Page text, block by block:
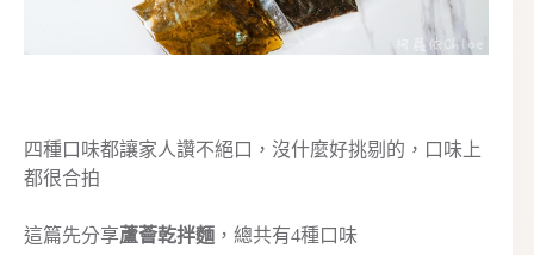
四種口味都讓家人讚不絕口，沒什麼好挑剔的，口味上
都很合拍
這篇先分享蘆薈乾拌麵 ，總共有4種口味